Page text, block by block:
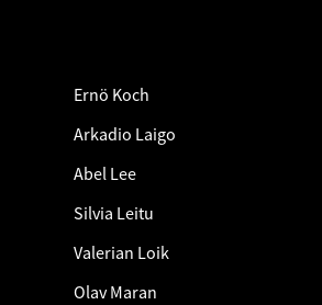
Ernö Koch
Arkadio Laigo
Abel Lee
Silvia Leitu
Valerian Loik
Olav Maran